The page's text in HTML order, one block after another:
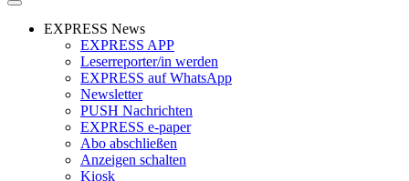
EXPRESS News
EXPRESS APP
Leserreporter/in werden
EXPRESS auf WhatsApp
Newsletter
PUSH Nachrichten
EXPRESS e-paper
Abo abschließen
Anzeigen schalten
Kiosk